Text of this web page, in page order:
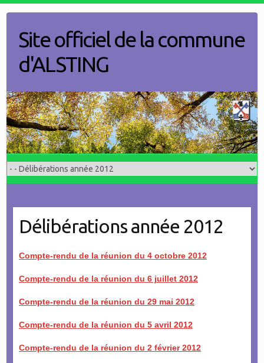
contentSite officiel de la commune
d'ALSTING
Délibérations année 2012
Compte-rendu de la réunion du 4 octobre 2012
Compte-rendu de la réunion du 6 juillet 2012
Compte-rendu de la réunion du 29 mai 2012
Compte-rendu de la réunion du 5 avril 2012
Compte-rendu de la réunion du 2 février 2012